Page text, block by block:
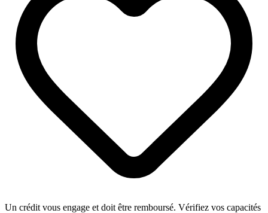
Un crédit vous engage et doit être remboursé. Vérifiez vos capacités